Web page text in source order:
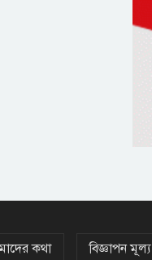
কথা বিজ্ঞাপন মূল্য